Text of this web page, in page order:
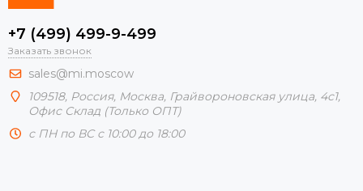
+7 (499) 499-9-499
Заказать звонок
sales@mi.moscow
109518, Россия, Москва, Грайвороновская улица, 4с1,
Офис Склад (Только ОПТ)
с ПН по ВС с 10:00 до 18:00